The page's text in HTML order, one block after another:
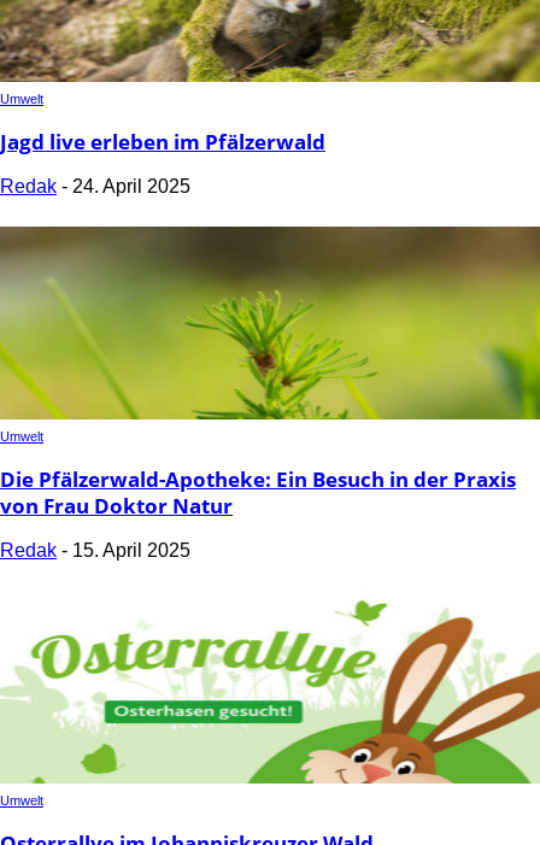
Umwelt
Jagd live erleben im Pfälzerwald
Redak - 24. April 2025
Umwelt
Die Pfälzerwald-Apotheke: Ein Besuch in der Praxis
von Frau Doktor Natur
Redak - 15. April 2025
Umwelt